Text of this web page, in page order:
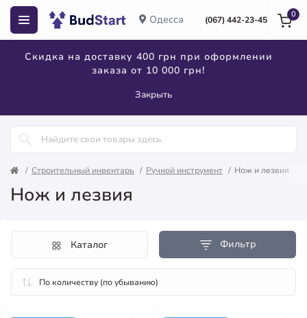
Одесса (067) 442-23-45
Скидка на доставку 400 грн при оформлении
заказа от 10 000 грн!
Закрыть
0
Строительный инвентарь Ручной инструмент Нож и лезвия
Нож и лезвия
Фильтр
Каталог